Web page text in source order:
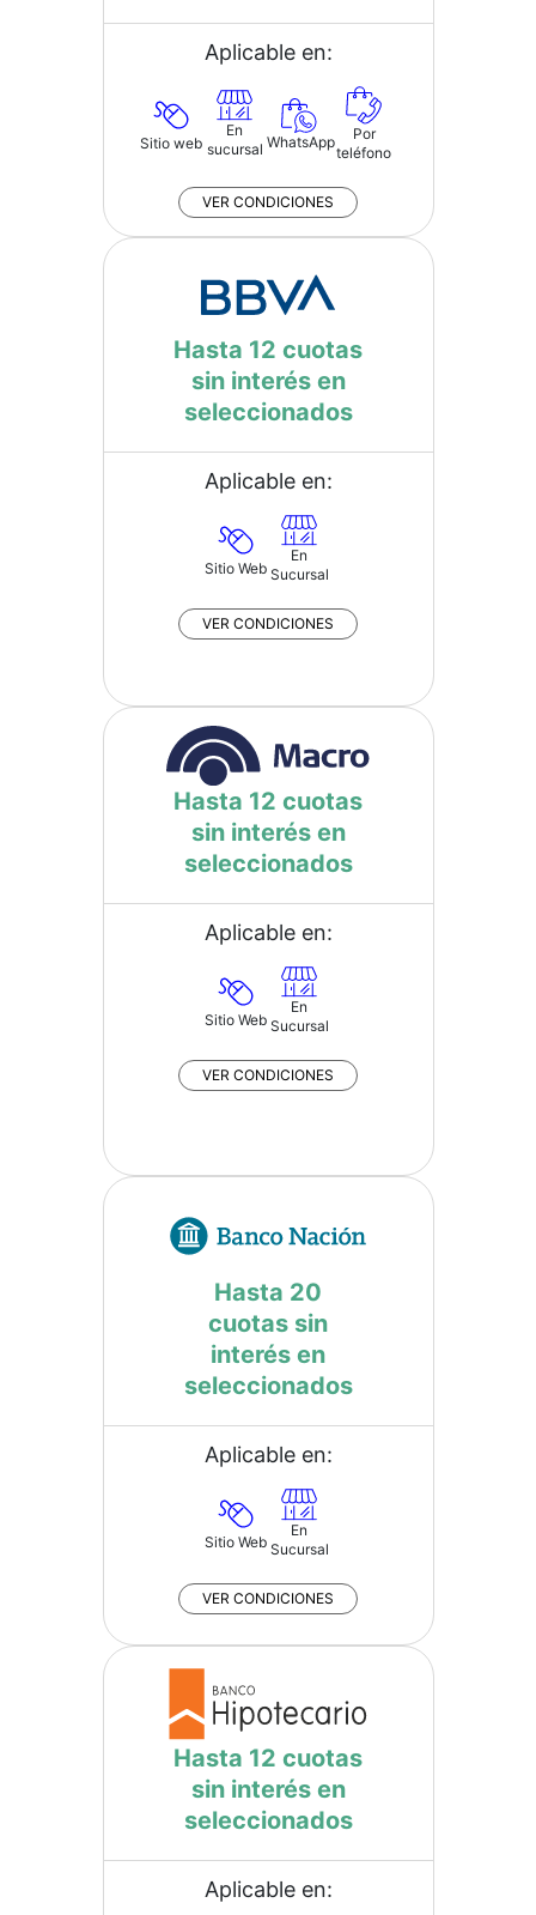
Aplicable en:
Sitio web
En
sucursal WhatsApp
Por
teléfono
VER CONDICIONES
Hasta 12 cuotas
sin interés en
seleccionados
Aplicable en:
Sitio Web
En
Sucursal
VER CONDICIONES
Hasta 12 cuotas
sin interés en
seleccionados
Aplicable en:
Sitio Web
En
Sucursal
VER CONDICIONES
Hasta 20
cuotas sin
interés en
seleccionados
Aplicable en:
Sitio Web
En
Sucursal
VER CONDICIONES
Hasta 12 cuotas
sin interés en
seleccionados
Aplicable en: